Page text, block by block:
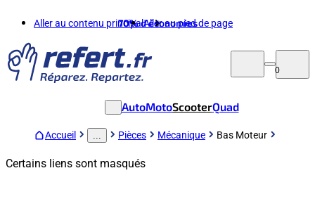
Aller au contenu principalAller au pied de page
70%d'économies
0
AutoMotoScooterQuad
Accueil Pièces Mécanique Bas Moteur
Certains liens sont masqués